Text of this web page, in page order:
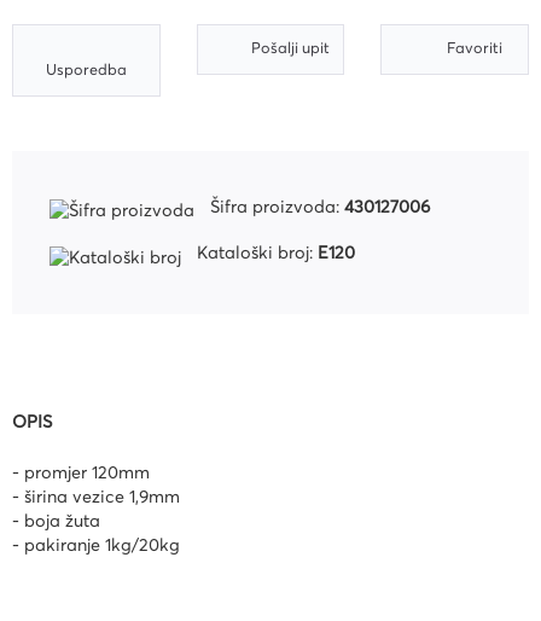
Usporedba
Pošalji upit Favoriti
Šifra proizvoda:430127006
Kataloški broj: E120
OPIS
- promjer 120mm
- širina vezice 1,9mm
- boja žuta
- pakiranje 1kg/20kg